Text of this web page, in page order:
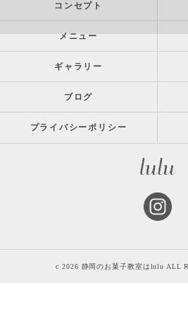
コンセプト
メニュー
ギャラリー
ブログ
プライバシーポリシー
c 2026 静岡のお菓子教室はlulu ALL